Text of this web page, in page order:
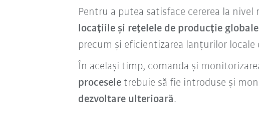
Pentru a putea satisface cererea la
locațiile și rețelele de producție globale
precum și eficientizarea lanțurilor
În același timp, comanda și
proceseletrebuie să fie introduse și
dezvoltare ulterioară.